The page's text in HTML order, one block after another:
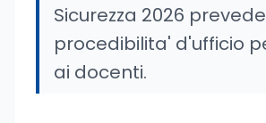
Sicurezza 2026
procedibilita' d'ufficio
ai docenti.